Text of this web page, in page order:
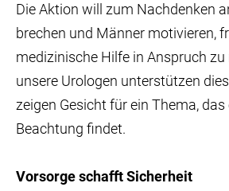
Die Aktion will zum Nachdenken
brechen und Männer motivieren,
medizinische Hilfe in Anspruch zu
unsere Urologen unterstützen
zeigen Gesicht für ein Thema,
Beachtung findet.
Vorsorge schafft Sicherheit